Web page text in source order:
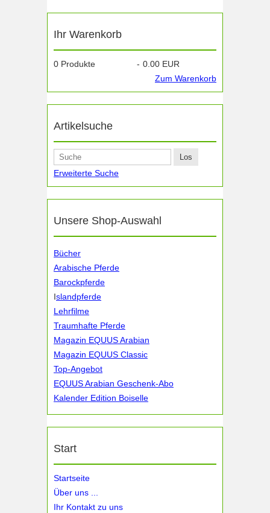
Ihr Warenkorb
0 Produkte - 0.00 EUR
Zum Warenkorb
Artikelsuche
Erweiterte Suche
Unsere Shop-Auswahl
Bücher
Arabische Pferde
Barockpferde
Islandpferde
Lehrfilme
Traumhafte Pferde
Magazin EQUUS Arabian
Magazin EQUUS Classic
Top-Angebot
EQUUS Arabian Geschenk-Abo
Kalender Edition Boiselle
Start
Startseite
Über uns ...
Ihr Kontakt zu uns